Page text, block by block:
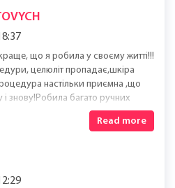
що я робила у своєму житті!!!
целюліт пропадає,шкіра
настільки приємна ,що
і знову!Робила багато ручних
неймовірне!!!! Роблю
Read more